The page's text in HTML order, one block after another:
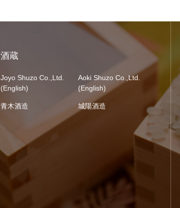
酒蔵
Joyo Shuzo Co.,Ltd.
(English)
Aoki Shuzo Co.,Ltd.
(English)
青木酒造 城陽酒造